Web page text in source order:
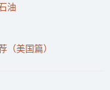
油
（美国篇）